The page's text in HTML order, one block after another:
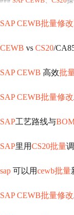
SAP CEWB批量修
CEWB vs CS20/
SAP CEWB 高效批
SAP CEWB批量修改
SAP工艺路线与
SAP里用CS20批量
sap 可以用cewb批量
SAP CEWB批量修改